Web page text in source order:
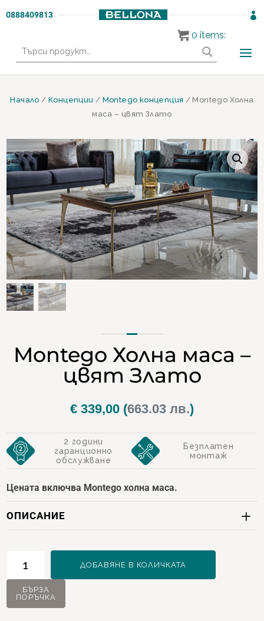
0888409813 
за:
Начало / Концепции / Montego концепция / Montego Холна
маса – цвят Злато
Montego Холна маса –
цвят Злато
€ 339,00 (663.03 лв.)
2 години
гаранционно
обслужване
Безплатен
монтаж
Цената включва Montego холна маса.
ОПИСАНИЕ
Montego
Холна
ДОБАВЯНЕ В КОЛИЧКАТА
БЪРЗА
ПОРЪЧКА
0 items: